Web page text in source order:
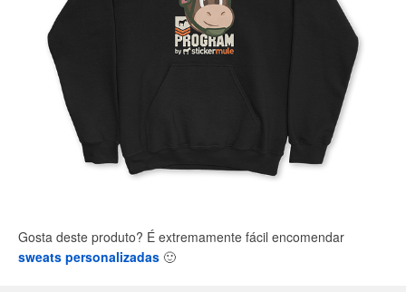
Gosta deste produto? É extremamente fácil encomendar
sweats personalizadas 🙂